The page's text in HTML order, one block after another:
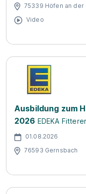
75339 Höfen an der
Video
Ausbildung zum
2026 EDEKA Fitterer
01.08.2026
76593 Gernsbach